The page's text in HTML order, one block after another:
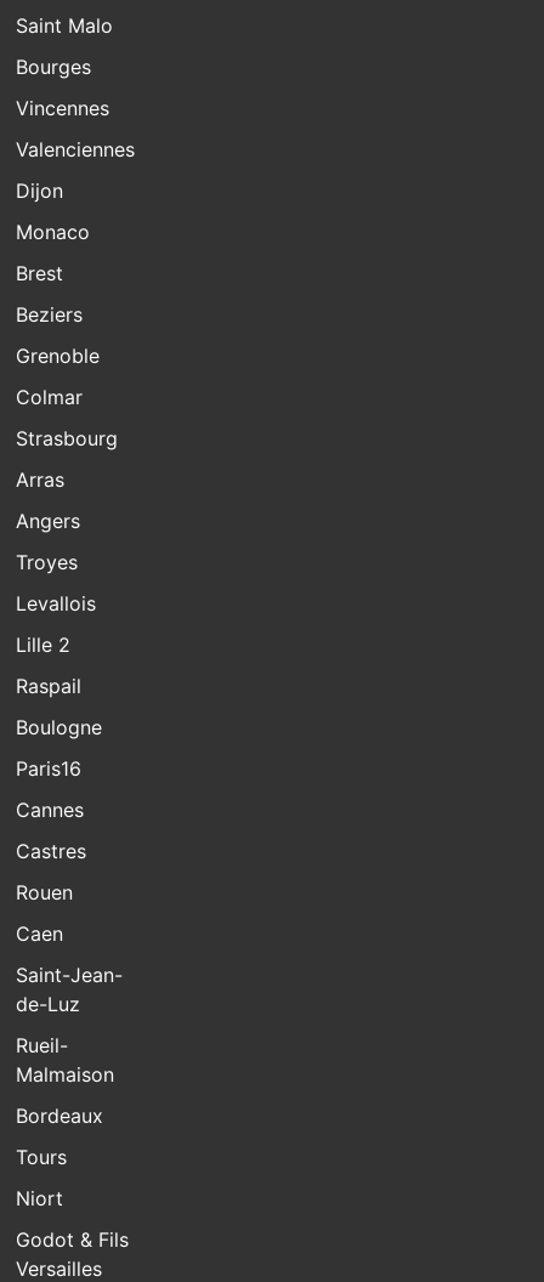
Saint Malo
Bourges
Vincennes
Valenciennes
Dijon
Monaco
Brest
Beziers
Grenoble
Colmar
Strasbourg
Arras
Angers
Troyes
Levallois
Lille 2
Raspail
Boulogne
Paris16
Cannes
Castres
Rouen
Caen
Saint-Jean-
de-Luz
Rueil-
Malmaison
Bordeaux
Tours
Niort
Godot & Fils
Versailles